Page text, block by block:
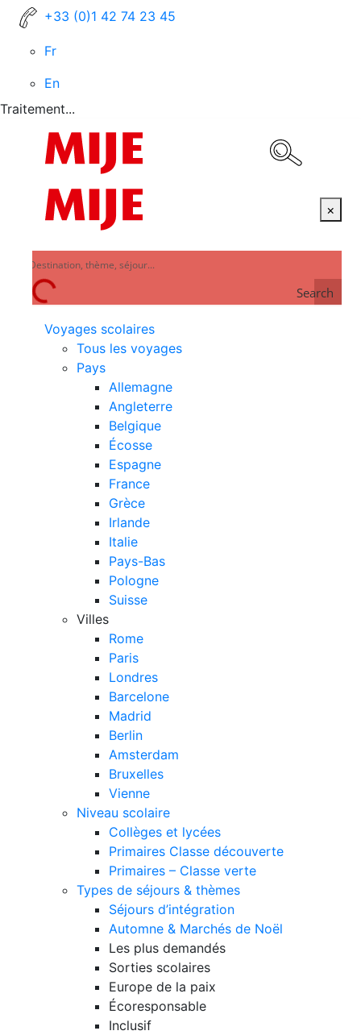
+33 (0)1 42 74 23 45
Fr
En
Traitement...
×
Search
Voyages scolaires
Tous les voyages
Pays
Allemagne
Angleterre
Belgique
Écosse
Espagne
France
Grèce
Irlande
Italie
Pays-Bas
Pologne
Suisse
Villes
Rome
Paris
Londres
Barcelone
Madrid
Berlin
Amsterdam
Bruxelles
Vienne
Niveau scolaire
Collèges et lycées
Primaires Classe découverte
Primaires – Classe verte
Types de séjours & thèmes
Séjours d’intégration
Automne & Marchés de Noël
Les plus demandés
Sorties scolaires
Europe de la paix
Écoresponsable
Inclusif